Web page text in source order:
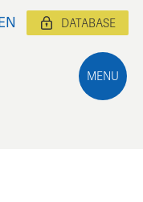
MENU
DATABASE